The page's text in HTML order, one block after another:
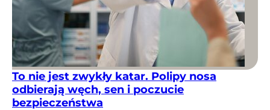
To nie jest zwykły katar. Polipy nosa
odbierają węch, sen i poczucie
bezpieczeństwa